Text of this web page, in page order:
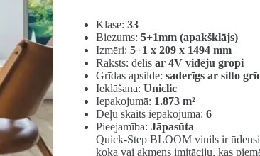
Klase: 33
Biezums: 5+1mm (apakšklājs)
Izmēri: 5+1 x 209 x 1494 mm
Raksts: dēlis ar 4V vidēju gropi
Grīdas apsilde: saderīgs ar silto
Ieklāšana: Uniclic
Iepakojumā: 1.873 m²
Dēļu skaits iepakojumā: 6
Pieejamība: Jāpasūta
Quick-Step BLOOM vinils ir
koka vai akmens imitāciju, kas